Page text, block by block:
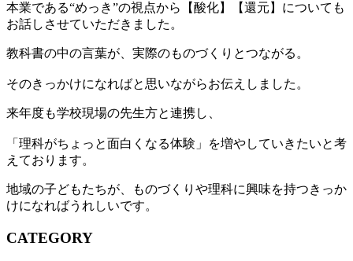
本業である“めっき”の視点から【酸化】【還元】についても
お話しさせていただきました。
教科書の中の言葉が、実際のものづくりとつながる。
そのきっかけになればと思いながらお伝えしました。
来年度も学校現場の先生方と連携し、
「理科がちょっと面白くなる体験」を増やしていきたいと考
えております。
地域の子どもたちが、ものづくりや理科に興味を持つきっか
けになればうれしいです。
CATEGORY